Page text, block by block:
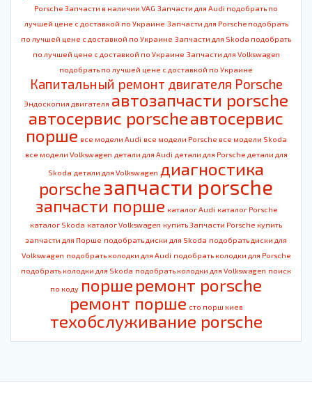
Porsche Запчасти в наличии VAG Запчасти для Audi подобрать по
лучшей цене с доставкой по Украине Запчасти для Porsche подобрать
по лучшей цене с доставкой по Украине Запчасти для Skoda подобрать
по лучшей цене с доставкой по Украине Запчасти для Volkswagen
подобрать по лучшей цене с доставкой по Украине
Капитальный ремонт двигателя Porsche
Эндоскопия двигателя автозапчасти porsche
автосервис porscheавтосервис
порше все модели Audi все модели Porsche все модели Skoda
все модели Volkswagen детали для Audi детали для Porsche детали для
Skoda детали для Volkswagen диагностика
porscheзапчасти porsche
запчасти порше каталог Audi каталог Porsche
каталог Skoda каталог Volkswagen купить Запчасти Porsche купить
запчасти для Порше подобрать диски для Skoda подобрать диски для
Volkswagen подобрать колодки для Audi подобрать колодки для Porsche
подобрать колодки для Skoda подобрать колодки для Volkswagen поиск
по коду порше ремонт porsche
ремонт порше сто порш киев
техобслуживание porsche